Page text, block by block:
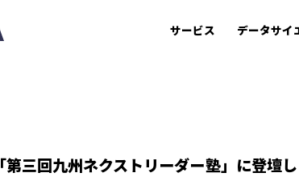
サービス データサイ
「第三回九州ネクストリーダー塾」に登壇